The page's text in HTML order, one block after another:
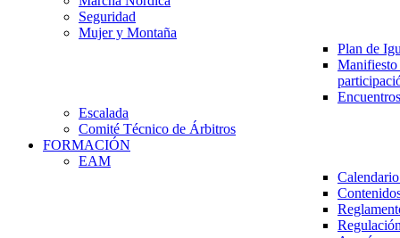
Seguridad
Mujer y Montaña
Plan de
Escalada
Comité Técnico de Árbitros
FORMACIÓN
EAM